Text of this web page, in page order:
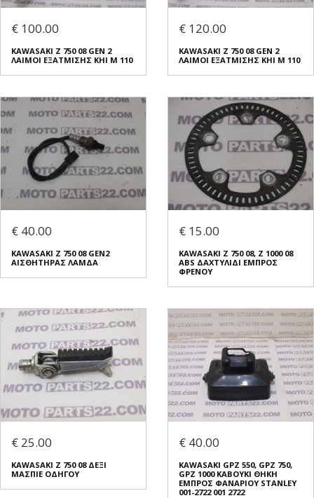
€ 100.00
KAWASAKI Z 750 08 GEN 2
ΛΑΙΜΟΙ ΕΞΑΤΜΙΣΗΣ KHI M 110
€ 120.00
KAWASAKI Z 750 08 GEN 2
ΛΑΙΜΟΙ ΕΞΑΤΜΙΣΗΣ KHI M 110
€ 40.00
KAWASAKI Z 750 08 GEN2
ΑΙΣΘΗΤΗΡΑΣ ΛΑΜΔΑ
€ 15.00
KAWASAKI Z 750 08, Z 1000 08
ABS ΔΑΧΤΥΛΙΔΙ ΕΜΠΡΟΣ
ΦΡΕΝΟΥ
€ 25.00
KAWASAKI Z 750 08 ΔΕΞΙ
ΜΑΣΠΙΕ ΟΔΗΓΟΥ
€ 40.00
KAWASAKI GPZ 550, GPZ 750,
GPZ 1000 ΚΑΒΟΥΚΙ ΘΗΚΗ
ΕΜΠΡΟΣ ΦΑΝΑΡΙΟΥ STANLEY
001-2722 001 2722